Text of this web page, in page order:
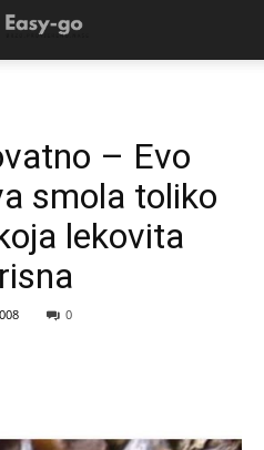
– Evo
smola toliko
lekovita
0